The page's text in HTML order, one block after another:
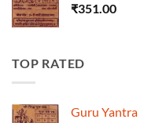
₹351.00
TOP RATED
Guru Yantra